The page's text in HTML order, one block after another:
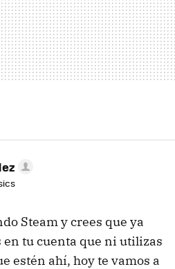
Steam y crees que ya
tu cuenta que ni utilizas
estén ahí, hoy te vamos a